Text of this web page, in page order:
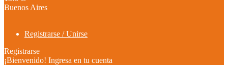
Buenos Aires
Registrarse / Unirse
Registrarse
¡Bienvenido! Ingresa en tu cuenta